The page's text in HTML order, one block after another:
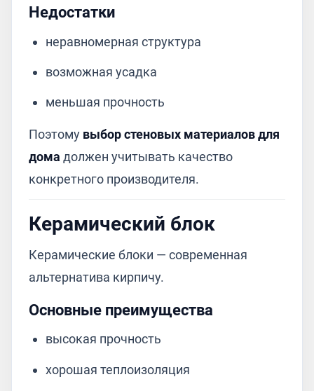
Недостатки
неравномерная структура
возможная усадка
меньшая прочность
Поэтому выбор стеновых материалов для
дома должен учитывать качество
конкретного производителя.
Керамический блок
Керамические блоки — современная
альтернатива кирпичу.
Основные преимущества
высокая прочность
хорошая теплоизоляция